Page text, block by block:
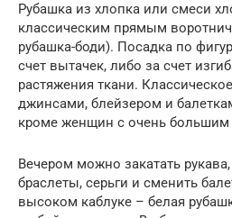
Рубашка из хлопка или смеси
классическим прямым
рубашка-боди). Посадка по
счет вытачек, либо за счет
растяжения ткани.
джинсами, блейзером и
кроме женщин с очень
Вечером можно закатать
браслеты, серьги и сменить
высоком каблуке – белая